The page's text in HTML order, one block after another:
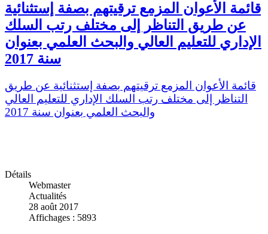
قائمة الأعوان المزمع ترقيتهم بصفة إستثنائية
عن طريق التناظر إلى مختلف رتب السلك
الإداري للتعليم العالي والبحث العلمي بعنوان
سنة 2017
قائمة الأعوان المزمع ترقيتهم بصفة إستثنائية عن طريق
التناظر إلى مختلف رتب السلك الإداري للتعليم العالي
والبحث العلمي بعنوان سنة 2017
Détails
Webmaster
Actualités
28 août 2017
Affichages : 5893